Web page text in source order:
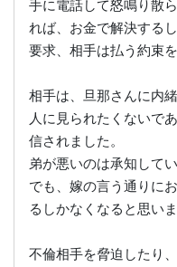
手に電話して怒鳴り散
れば、お金で解決する
要求、相手は払う約束
相手は、旦那さんに内
人に見られたくないで
信されました。
弟が悪いのは承知してい
でも、嫁の言う通りに
るしかなくなると思いま
不倫相手を脅迫したり